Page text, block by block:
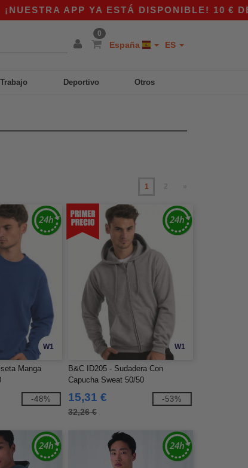
YA ESTÁ DISPONIBLE! 10 € DE
0
España ES
Trabajo Deportivo Otros
1
W1
Manga
-48%
W1
B&C ID205 - Sudadera Con
Capucha Sweat 50/50
15,31 €
32,26 €
-53%